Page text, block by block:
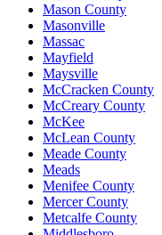
Mason County
Masonville
Massac
Mayfield
Maysville
McCracken County
McCreary County
McKee
McLean County
Meade County
Meads
Menifee County
Mercer County
Metcalfe County